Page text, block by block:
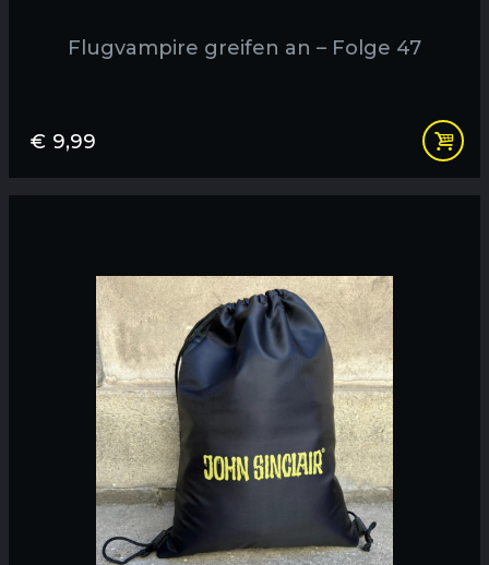
Flugvampire greifen an – Folge 47
€ 9,99